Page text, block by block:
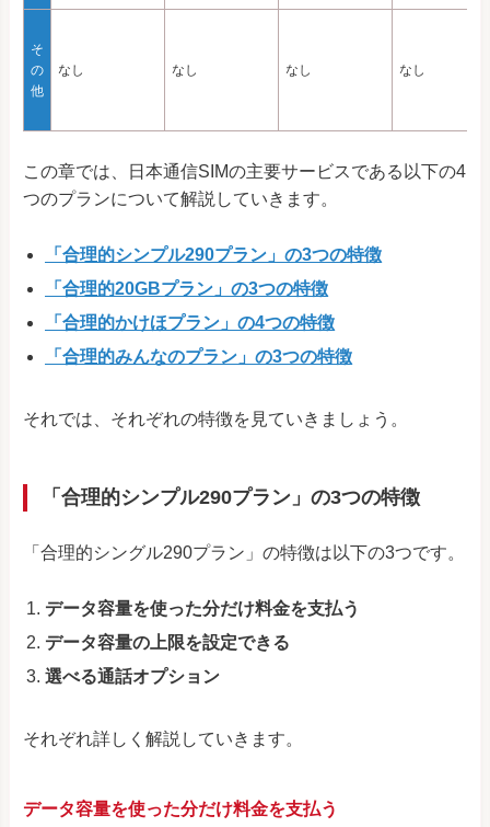
そ
の
他
なし なし なし なし
この章では、日本通信SIMの主要サービスである以下の4
つのプランについて解説していきます。
「合理的シンプル290プラン」の3つの特徴
「合理的20GBプラン」の3つの特徴
「合理的かけほプラン」の4つの特徴
「合理的みんなのプラン」の3つの特徴
それでは、それぞれの特徴を見ていきましょう。
「合理的シンプル290プラン」の3つの特徴
「合理的シングル290プラン」の特徴は以下の3つです。
データ容量を使った分だけ料金を支払う
データ容量の上限を設定できる
選べる通話オプション
それぞれ詳しく解説していきます。
データ容量を使った分だけ料金を支払う